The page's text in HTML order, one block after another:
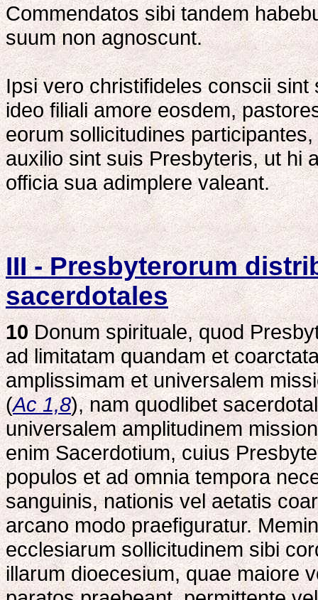
Commendatos sibi tandem
suum non agnoscunt.
Ipsi vero christifideles conscii
ideo filiali amore eosdem,
eorum sollicitudines
auxilio sint suis Presbyteris, ut hi
officia sua adimplere valeant.
III - Presbyterorum
sacerdotales
10Donum spirituale, quod
ad limitatam quandam et
amplissimam et universalem
(Ac 1,8), nam quodlibet
universalem amplitudinem
enim Sacerdotium, cuius
populos et ad omnia tempora
sanguinis, nationis vel aetatis
arcano modo praefiguratur.
ecclesiarum sollicitudinem sibi
illarum dioecesium, quae maiore